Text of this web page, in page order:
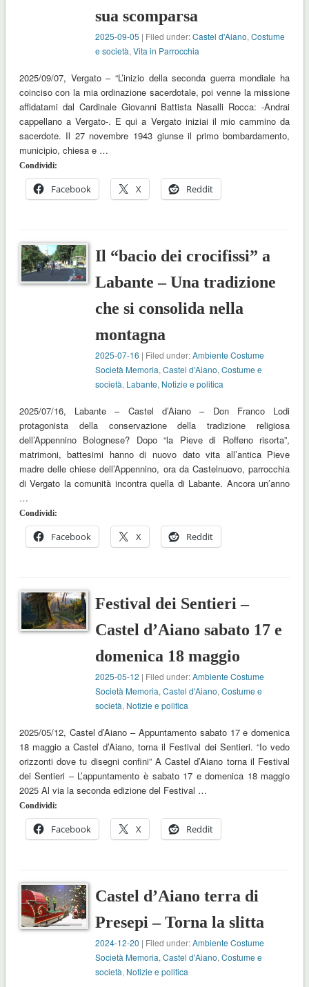
sua scomparsa
2025-09-05 | Filed under:Castel d'Aiano,Costume
e società,Vita in Parrocchia
2025/09/07, Vergato – “L’inizio della seconda guerra mondiale ha
coinciso con la mia ordinazione sacerdotale, poi venne la missione
affidatami dal Cardinale Giovanni Battista Nasalli Rocca: -Andrai
cappellano a Vergato-. E qui a Vergato iniziai il mio cammino da
sacerdote. Il 27 novembre 1943 giunse il primo bombardamento,
municipio, chiesa e …
Condividi:
Facebook X Reddit
Il “bacio dei crocifissi” a
Labante – Una tradizione
che si consolida nella
montagna
2025-07-16 | Filed under:Ambiente Costume
Società Memoria,Castel d'Aiano,Costume e
società, Labante, Notizie e politica
2025/07/16, Labante – Castel d’Aiano – Don Franco Lodi
protagonista della conservazione della tradizione religiosa
dell’Appennino Bolognese? Dopo “la Pieve di Roffeno risorta”,
matrimoni, battesimi hanno di nuovo dato vita all’antica Pieve
madre delle chiese dell’Appennino, ora da Castelnuovo, parrocchia
di Vergato la comunità incontra quella di Labante. Ancora un’anno
…
Condividi:
Facebook X Reddit
Festival dei Sentieri –
Castel d’Aiano sabato 17 e
domenica 18 maggio
2025-05-12 | Filed under:Ambiente Costume
Società Memoria,Castel d'Aiano,Costume e
società, Notizie e politica
2025/05/12, Castel d’Aiano – Appuntamento sabato 17 e domenica
18 maggio a Castel d’Aiano, torna il Festival dei Sentieri. “Io vedo
orizzonti dove tu disegni confini” A Castel d’Aiano torna il Festival
dei Sentieri – L’appuntamento è sabato 17 e domenica 18 maggio
2025 Al via la seconda edizione del Festival …
Condividi:
Facebook X Reddit
Castel d’Aiano terra di
Presepi – Torna la slitta
2024-12-20 | Filed under:Ambiente Costume
Società Memoria,Castel d'Aiano,Costume e
società, Notizie e politica